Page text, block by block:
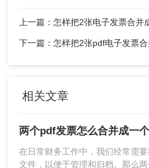
如果你不想安装额外的软件
操作如下：
https://pdftoword.55.la/
相关文章
在日常财务工作中，我们经常需
文件，以便于管理和归档。那么两